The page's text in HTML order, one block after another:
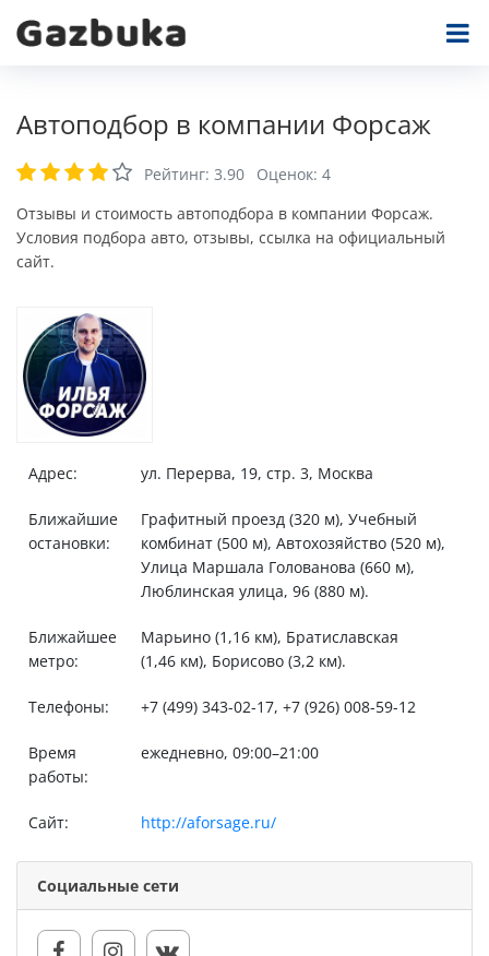
Автоподбор в компании Форсаж
Рейтинг: 3.90 Оценок: 4
Отзывы и стоимость автоподбора в компании Форсаж.
Условия подбора авто, отзывы, ссылка на официальный
сайт.
Адрес: ул. Перерва, 19, стр. 3, Москва
Ближайшие
остановки:
Графитный проезд (320 м), Учебный
комбинат (500 м), Автохозяйство (520 м),
Улица Маршала Голованова (660 м),
Люблинская улица, 96 (880 м).
Ближайшее
метро:
Марьино (1,16 км), Братиславская
(1,46 км), Борисово (3,2 км).
Телефоны: +7 (499) 343-02-17, +7 (926) 008-59-12
Время
работы:
ежедневно, 09:00–21:00
Сайт: http://aforsage.ru/
Социальные сети